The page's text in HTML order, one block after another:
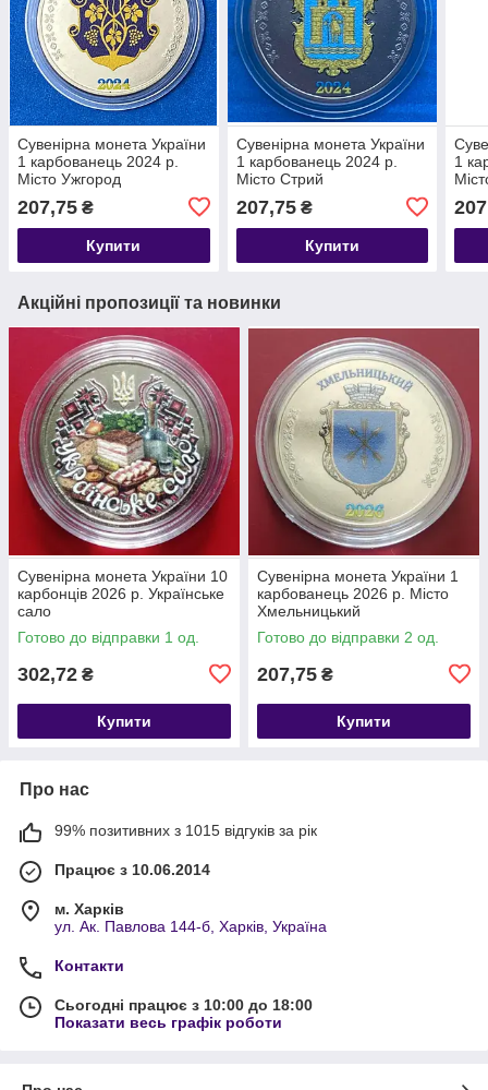
Сувенірна монета України
1 карбованець 2024 р.
Місто Ужгород
207,75 ₴
Купити
Сувенірна монета України
1 карбованець 2024 р.
Місто Стрий
207,75₴
Купити
1
Акційні пропозиції та новинки
Сувенірна монета України 10
карбонців 2026 р. Українське
сало
Готово до відправки 1 од.
302,72 ₴
Купити
Сувенірна монета України 1
карбованець 2026 р. Місто
Хмельницький
Готово до відправки 2 од.
207,75 ₴
Купити
Про нас
99% позитивних з 1015 відгуків за рік
Працює з 10.06.2014
м. Харків
ул. Ак. Павлова 144-б, Харків, Україна
Контакти
Сьогодні працює з 10:00 до 18:00
Показати весь графік роботи